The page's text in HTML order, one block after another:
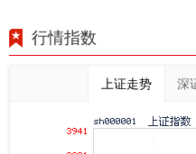
行情指数
上证走势 深